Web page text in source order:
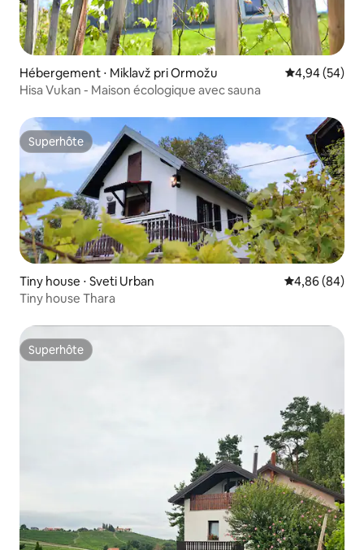
Hébergement ⋅ Miklavž pri Ormožu Évaluation
4,94 (54)
Hisa Vukan - Maison écologique avec sauna
Superhôte
Superhôte
Tiny house ⋅ Sveti Urban Évaluation
4,86 (84)
Tiny house Thara
Superhôte
Superhôte